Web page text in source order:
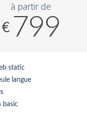
à partir de
€ 799
static
langue
basic